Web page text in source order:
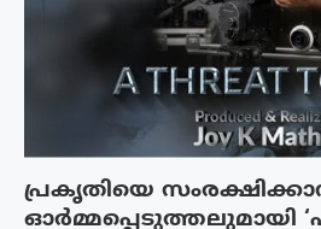
പ്രകൃതിയെ
ഓർമ്മപ്പെടുത്തലുമായി